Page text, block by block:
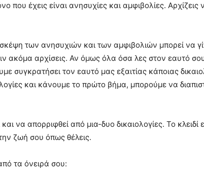
έχεις είναι ανησυχίες και αμφιβολίες.
των ανησυχιών και των αμφιβολιών μπορεί να
ακόμα αρχίσεις. Αν όμως όλα όσα λες στον εαυτό σου
συγκρατήσει τον εαυτό μας εξαιτίας κάποιας
και κάνουμε το πρώτο βήμα, μπορούμε να
να απορριφθεί από μια-δυο δικαιολογίες. Το
ζωή σου όπως θέλεις.
τα όνειρά σου: